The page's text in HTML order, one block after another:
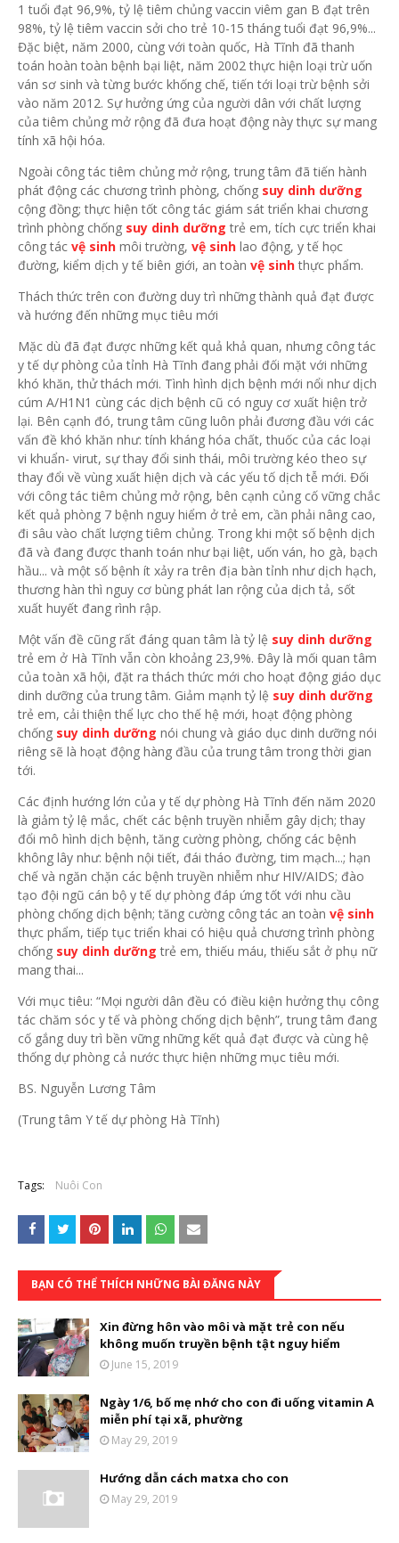
1 tuổi đạt 96,9%, tỷ lệ tiêm chủng vaccin viêm gan B đạt trên
98%, tỷ lệ tiêm vaccin sởi cho trẻ 10-15 tháng tuổi đạt 96,9%...
Đặc biệt, năm 2000, cùng với toàn quốc, Hà Tĩnh đã thanh
toán hoàn toàn bệnh bại liệt, năm 2002 thực hiện loại trừ uốn
ván sơ sinh và từng bước khống chế, tiến tới loại trừ bệnh sởi
vào năm 2012. Sự hưởng ứng của người dân với chất lượng
của tiêm chủng mở rộng đã đưa hoạt động này thực sự mang
tính xã hội hóa.
Ngoài công tác tiêm chủng mở rộng, trung tâm đã tiến hành
phát động các chương trình phòng, chống suy dinh dưỡng
cộng đồng; thực hiện tốt công tác giám sát triển khai chương
trình phòng chống suy dinh dưỡng trẻ em, tích cực triển khai
công tác vệ sinh môi trường, vệ sinh lao động, y tế học
đường, kiểm dịch y tế biên giới, an toàn vệ sinhthực phẩm.
Thách thức trên con đường duy trì những thành quả đạt được
và hướng đến những mục tiêu mới
Mặc dù đã đạt được những kết quả khả quan, nhưng công tác
y tế dự phòng của tỉnh Hà Tĩnh đang phải đối mặt với những
khó khăn, thử thách mới. Tình hình dịch bệnh mới nổi như dịch
cúm A/H1N1 cùng các dịch bệnh cũ có nguy cơ xuất hiện trở
lại. Bên cạnh đó, trung tâm cũng luôn phải đương đầu với các
vấn đề khó khăn như: tính kháng hóa chất, thuốc của các loại
vi khuẩn- virut, sự thay đổi sinh thái, môi trường kéo theo sự
thay đổi về vùng xuất hiện dịch và các yếu tố dịch tễ mới. Đối
với công tác tiêm chủng mở rộng, bên cạnh củng cố vững chắc
kết quả phòng 7 bệnh nguy hiểm ở trẻ em, cần phải nâng cao,
đi sâu vào chất lượng tiêm chủng. Trong khi một số bệnh dịch
đã và đang được thanh toán như bại liệt, uốn ván, ho gà, bạch
hầu... và một số bệnh ít xảy ra trên địa bàn tỉnh như dịch hạch,
thương hàn thì nguy cơ bùng phát lan rộng của dịch tả, sốt
xuất huyết đang rình rập.
Một vấn đề cũng rất đáng quan tâm là tỷ lệ suy dinh dưỡng
trẻ em ở Hà Tĩnh vẫn còn khoảng 23,9%. Đây là mối quan tâm
của toàn xã hội, đặt ra thách thức mới cho hoạt động giáo dục
dinh dưỡng của trung tâm. Giảm mạnh tỷ lệ suy dinh dưỡng
trẻ em, cải thiện thể lực cho thế hệ mới, hoạt động phòng
chống suy dinh dưỡng nói chung và giáo dục dinh dưỡng nói
riêng sẽ là hoạt động hàng đầu của trung tâm trong thời gian
tới.
Các định hướng lớn của y tế dự phòng Hà Tĩnh đến năm 2020
là giảm tỷ lệ mắc, chết các bệnh truyền nhiễm gây dịch; thay
đổi mô hình dịch bệnh, tăng cường phòng, chống các bệnh
không lây như: bệnh nội tiết, đái tháo đường, tim mạch...; hạn
chế và ngăn chặn các bệnh truyền nhiễm như HIV/AIDS; đào
tạo đội ngũ cán bộ y tế dự phòng đáp ứng tốt với nhu cầu
phòng chống dịch bệnh; tăng cường công tác an toàn vệ sinh
thực phẩm, tiếp tục triển khai có hiệu quả chương trình phòng
chống suy dinh dưỡng trẻ em, thiếu máu, thiếu sắt ở phụ nữ
mang thai...
Với mục tiêu: “Mọi người dân đều có điều kiện hưởng thụ công
tác chăm sóc y tế và phòng chống dịch bệnh”, trung tâm đang
cố gắng duy trì bền vững những kết quả đạt được và cùng hệ
thống dự phòng cả nước thực hiện những mục tiêu mới.
BS. Nguyễn Lương Tâm
(Trung tâm Y tế dự phòng Hà Tĩnh)
Tags: Nuôi Con
BẠN CÓ THỂ THÍCH NHỮNG BÀI ĐĂNG NÀY
Xin đừng hôn vào môi và mặt trẻ con nếu
không muốn truyền bệnh tật nguy hiểm
June 15, 2019
Ngày 1/6, bố mẹ nhớ cho con đi uống vitamin A
miễn phí tại xã, phường
May 29, 2019
Hướng dẫn cách matxa cho con
May 29, 2019